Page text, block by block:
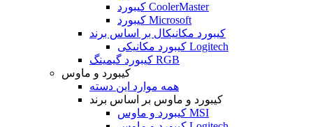
کیبورد CoolerMaster
کیبورد Microsoft
کیبورد مکانیکال بر اساس برند
کیبورد مکانیکی Logitech
کیبورد گیمینگ RGB
کیبورد و ماوس
همه موارد این دسته
کیبورد و ماوس بر اساس برند
کیبورد و ماوس MSI